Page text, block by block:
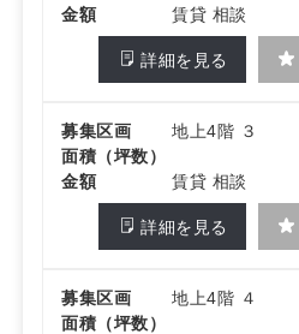
金額
賃貸 相談
詳細を見る
募集区画
地上4階 ３
面積（坪数）
金額
賃貸 相談
詳細を見る
募集区画
地上4階 ４
面積（坪数）